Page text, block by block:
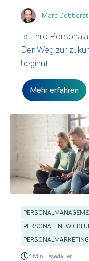
Marc
Ist Ihre
Der Weg zur
beginnt...
Mehr erfahren
PERSONALMARKETING
4 Min. Lesedauer.